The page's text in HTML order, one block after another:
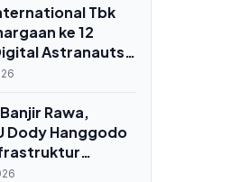
Tbk
ke 12
Astranauts
Rawa,
Dody Hanggodo
Air di Sentra